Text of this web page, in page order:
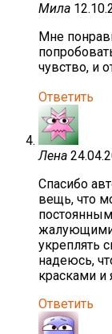
Мила
Мне
чувство, и
Ответить
Лена
Спасибо
вещь, что
укреплять
надеюсь,
красками и
Ответить